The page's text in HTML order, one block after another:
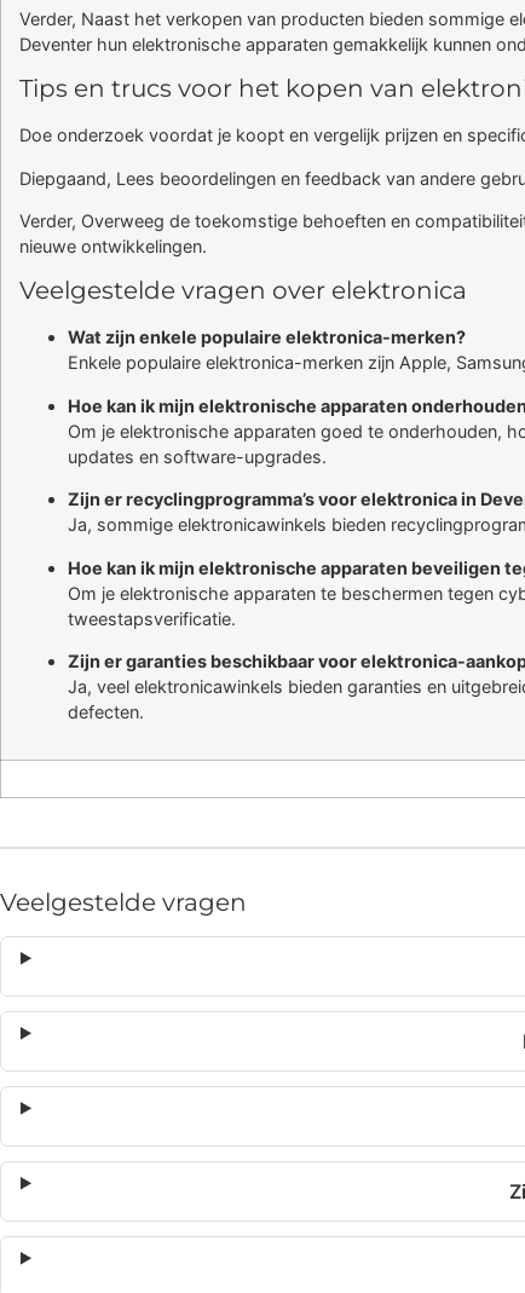
Verder, Naast het verkopen van producten bieden sommige
Deventer hun elektronische apparaten gemakkelijk kunnen
Tips en trucs voor het kopen van
Doe onderzoek voordat je koopt en vergelijk prijzen en
Diepgaand, Lees beoordelingen en feedback van andere
Verder, Overweeg de toekomstige behoeften en
nieuwe ontwikkelingen.
Veelgestelde vragen over elektronica
Wat zijn enkele populaire elektronica-merken?
Enkele populaire elektronica-merken zijn Apple,
Hoe kan ik mijn elektronische apparaten
Om je elektronische apparaten goed te onderhouden,
updates en software-upgrades.
Zijn er recyclingprogramma’s voor elektronica in
Ja, sommige elektronicawinkels bieden
Hoe kan ik mijn elektronische apparaten beveiligen
Om je elektronische apparaten te beschermen tegen
tweestapsverificatie.
Zijn er garanties beschikbaar voor elektronica-
Ja, veel elektronicawinkels bieden garanties en
defecten.
Veelgestelde vragen